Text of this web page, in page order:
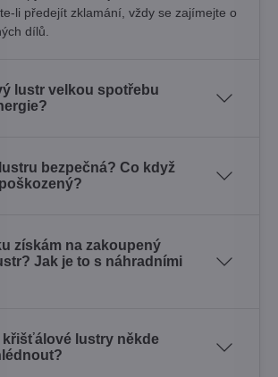
li předejít zklamání, vždy se zajímejte o
dílů.
lustr velkou spotřebu
bezpečná? Co když
získám na zakoupený
Jak je to s náhradními
křišťálové lustry někde